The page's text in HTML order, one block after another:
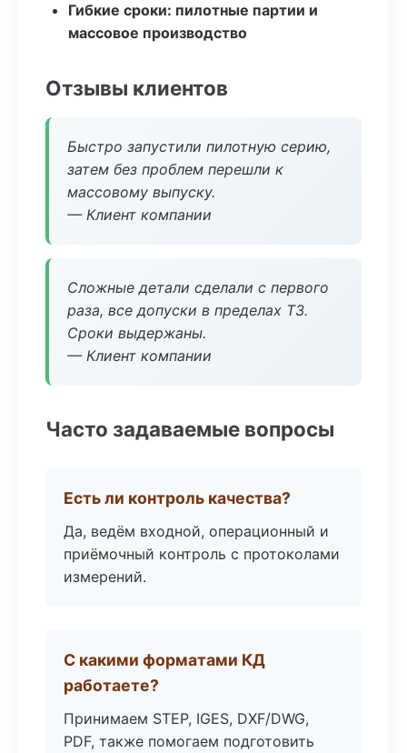
Гибкие сроки: пилотные партии и
массовое производство
Отзывы клиентов
Быстро запустили пилотную серию,
затем без проблем перешли к
массовому выпуску.
— Клиент компании
Сложные детали сделали с первого
раза, все допуски в пределах ТЗ.
Сроки выдержаны.
— Клиент компании
Часто задаваемые вопросы
Есть ли контроль качества?
Да, ведём входной, операционный и
приёмочный контроль с протоколами
измерений.
С какими форматами КД
работаете?
Принимаем STEP, IGES, DXF/DWG,
PDF, также помогаем подготовить